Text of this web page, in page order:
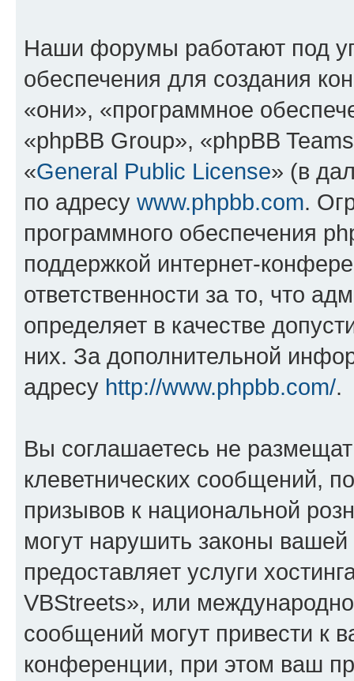
Наши форумы работают под
обеспечения для создания
«они», «программное
«phpBB Group», «phpBB
«General Public License» (в
по адресу www.phpbb.com.
программного обеспечения
поддержкой интернет-
ответственности за то, что
определяет в качестве
них. За дополнительной
адресу http://www.phpbb.com/.
Вы соглашаетесь не
клеветнических сообщений,
призывов к национальной
могут нарушить законы
предоставляет услуги
VBStreets», или
сообщений могут привести к
конференции, при этом ваш